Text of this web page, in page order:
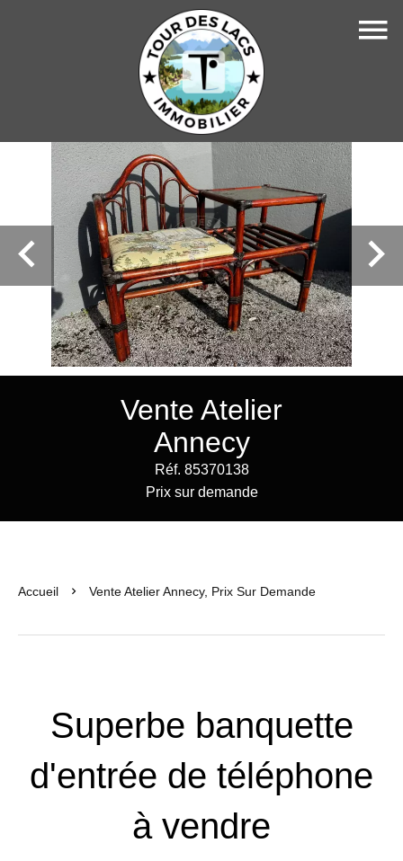
Vente Atelier
Annecy
Réf. 85370138
Prix sur demande
Accueil Vente Atelier Annecy, Prix Sur Demande
Superbe banquette
d'entrée de téléphone
à vendre